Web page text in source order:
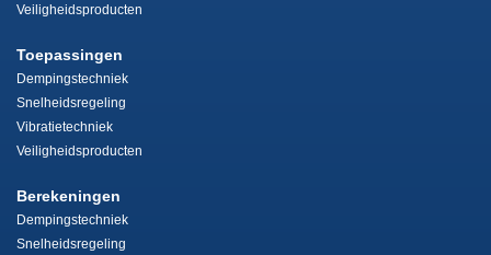
Veiligheidsproducten
Toepassingen
Dempingstechniek
Snelheidsregeling
Vibratietechniek
Veiligheidsproducten
Berekeningen
Dempingstechniek
Snelheidsregeling